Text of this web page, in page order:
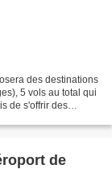
des destinations
5 vols au total qui
de s'offrir des
de